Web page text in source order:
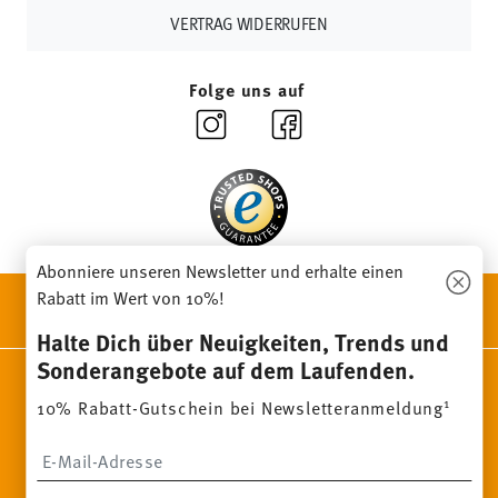
hier einsehen.
VERTRAG WIDERRUFEN
Folge uns auf
ENTDECKE UNSERE MARKEN
Homepage AGB Datenschutzhinweise
Impressum
Cookie-Einwilligung ändern
Sie können den Code bei Ihrem nächsten Einkauf direkt im
Bestellprozess eingeben. Eine Kombination mit anderen
Abonniere unseren Newsletter und erhalte einen
Rabatt im Wert von 10%!
Halte Dich über Neuigkeiten, Trends und
Sonderangebote auf dem Laufenden.
10% Rabatt-Gutschein bei Newsletteranmeldung1